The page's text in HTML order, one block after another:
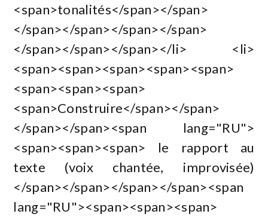
<span>tonalités</span></span>
</span></span></span></span>
</span></span></span></li> <li>
<span><span><span><span><span>
<span><span><span>
<span>Construire</span></span>
</span></span><span lang="RU">
<span><span><span> le rapport au
texte (voix chantée, improvisée)
</span></span></span></span><span
lang="RU"><span><span><span>